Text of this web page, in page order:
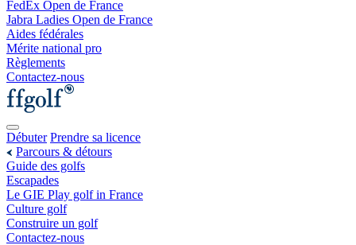
FedEx Open de France
Jabra Ladies Open de France
Aides fédérales
Mérite national pro
Règlements
Contactez-nous
Débuter Prendre sa licence
Parcours & détours
Guide des golfs
Escapades
Le GIE Play golf in France
Culture golf
Construire un golf
Contactez-nous